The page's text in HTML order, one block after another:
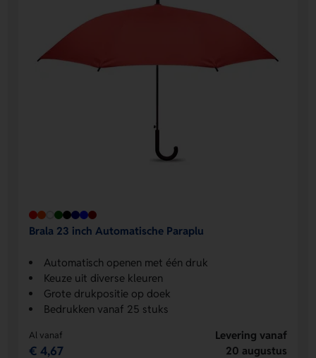
Brala 23 inch Automatische Paraplu
Automatisch openen met één druk
Keuze uit diverse kleuren
Grote drukpositie op doek
Bedrukken vanaf 25 stuks
Al vanaf
€ 4,67
Levering vanaf
20 augustus